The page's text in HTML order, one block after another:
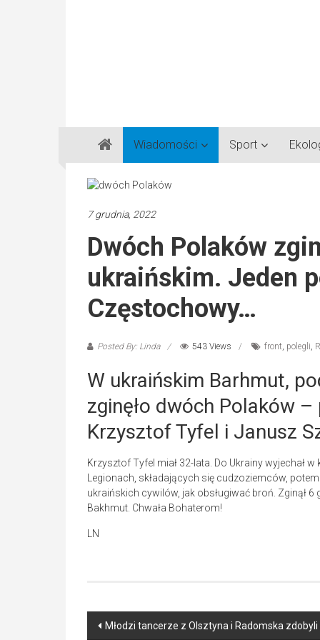
Gazeta
Regionalna
Częstochowa,
Lubliniec,
Wiadomości Sport
7 grudnia, 2022
Dwóch Polaków
ukraińskim. Jeden
Częstochowy…
Posted By: Linda 543 Views front, polegli,
W ukraińskim Barhmut,
zginęło dwóch Polaków
Krzysztof Tyfel i Janusz
Krzysztof Tyfel miał 32-lata. Do Ukrainy wyjechał
Legionach, składających się cudzoziemców,
ukraińskich cywilów, jak obsługiwać broń. Zginął
Bakhmut. Chwała Bohaterom!
LN
Post
Młodzi tancerze z Olsztyna i Radomska